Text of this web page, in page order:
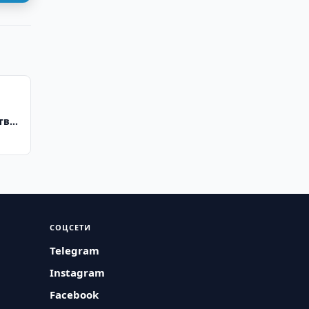
СОЦСЕТИ
Telegram
Instagram
Facebook